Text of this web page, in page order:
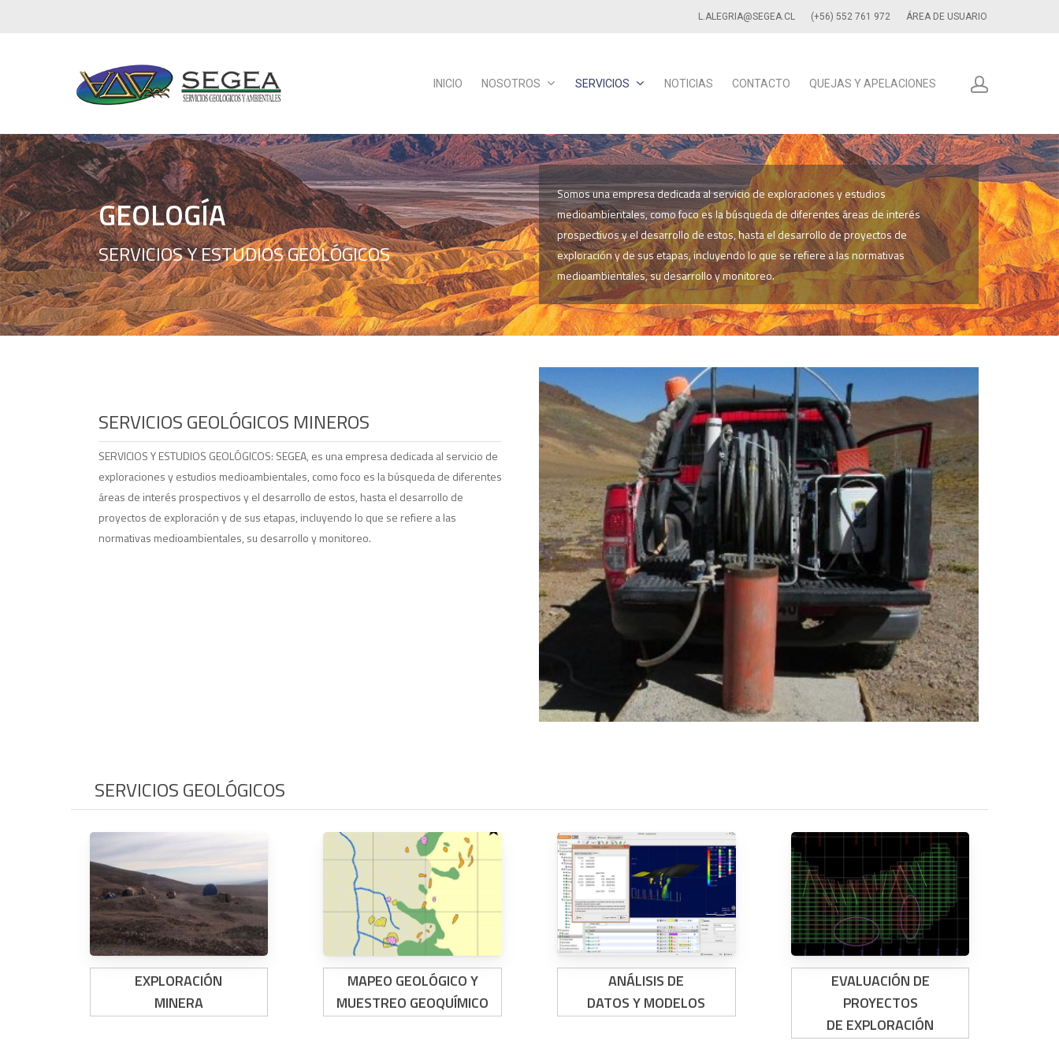
L.ALEGRIA@SEGEA.CL (+56) 552 761 972 ÁREA DE USUARIO
INICIO NOSOTROS SERVICIOS NOTICIAS CONTACTO QUEJAS Y APELACIONES
GEOLOGÍA
SERVICIOS Y ESTUDIOS GEOLÓGICOS
Somos una empresa dedicada al servicio de exploraciones y estudios
medioambientales, como foco es la búsqueda de diferentes áreas de interés
prospectivos y el desarrollo de estos, hasta el desarrollo de proyectos de
exploración y de sus etapas, incluyendo lo que se refiere a las normativas
medioambientales, su desarrollo y monitoreo.
SERVICIOS GEOLÓGICOS MINEROS
SERVICIOS Y ESTUDIOS GEOLÓGICOS: SEGEA, es una empresa dedicada al servicio de
exploraciones y estudios medioambientales, como foco es la búsqueda de diferentes
áreas de interés prospectivos y el desarrollo de estos, hasta el desarrollo de
proyectos de exploración y de sus etapas, incluyendo lo que se refiere a las
normativas medioambientales, su desarrollo y monitoreo.
SERVICIOS GEOLÓGICOS
EXPLORACIÓN
MINERA
MAPEO GEOLÓGICO Y
MUESTREO GEOQUÍMICO
ANÁLISIS DE
DATOS Y MODELOS
EVALUACIÓN DE
PROYECTOS
DE EXPLORACIÓN